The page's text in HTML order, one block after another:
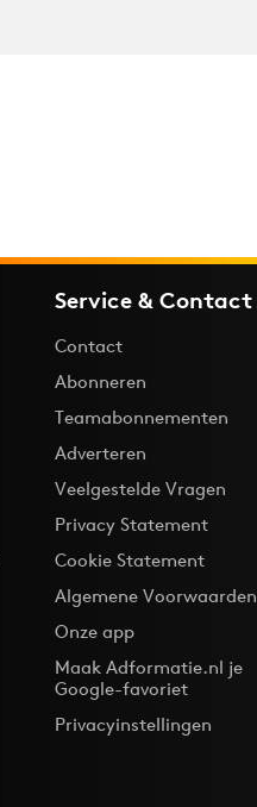
Service & Contact
Contact
Abonneren
Teamabonnementen
Adverteren
Veelgestelde Vragen
Privacy Statement
Cookie Statement
Algemene Voorwaarden
Onze app
Maak Adformatie.nl je
Google-favoriet
Privacyinstellingen